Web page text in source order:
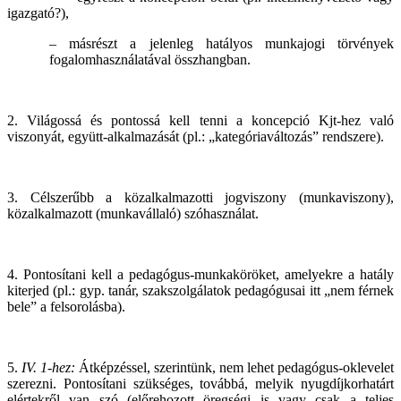
igazgató?),
– másrészt a jelenleg hatályos munkajogi törvények
fogalomhasználatával összhangban.
2. Világossá és pontossá kell tenni a koncepció Kjt-hez való
viszonyát, együtt-alkalmazását (pl.: „kategóriaváltozás” rendszere).
3. Célszerűbb a közalkalmazotti jogviszony (munkaviszony),
közalkalmazott (munkavállaló) szóhasználat.
4. Pontosítani kell a pedagógus-munkaköröket, amelyekre a hatály
kiterjed (pl.: gyp. tanár, szakszolgálatok pedagógusai itt „nem férnek
bele” a felsorolásba).
5. IV. 1-hez: Átképzéssel, szerintünk, nem lehet pedagógus-oklevelet
szerezni. Pontosítani szükséges, továbbá, melyik nyugdíjkorhatárt